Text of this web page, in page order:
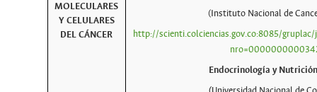
MOLECULARES
Y CELULARES
DEL CÁNCER
(Instituto Nacional de
http://scienti.colciencias.gov.co:8085/
Endocrinología y